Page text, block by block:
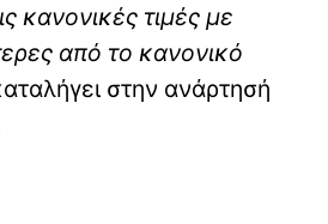
κανονικές τιμές με
από το κανονικό
στην ανάρτησή